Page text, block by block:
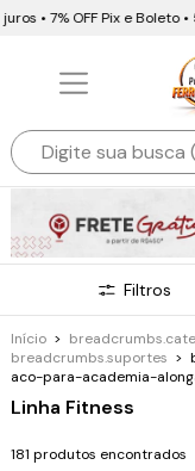
OFF Pix e Boleto • 5%
Filtros
Início >
breadcrumbs.suportes >
aco-para-academia-
Linha Fitness
181 produtos encontrados